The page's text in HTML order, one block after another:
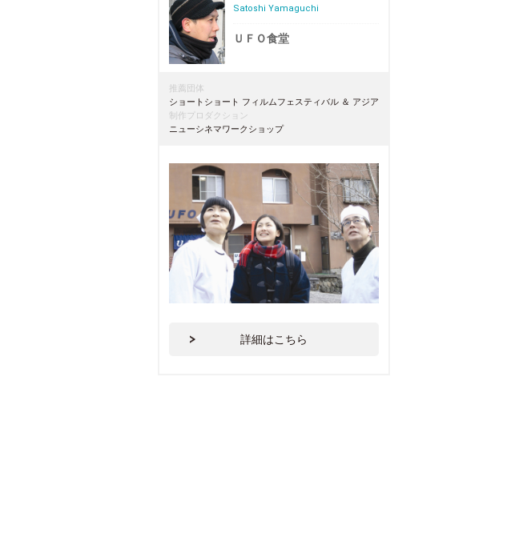
Satoshi Yamaguchi
ＵＦＯ食堂
推薦団体
ショートショート フィルムフェスティバル ＆ アジア
制作プロダクション
ニューシネマワークショップ
詳細はこちら